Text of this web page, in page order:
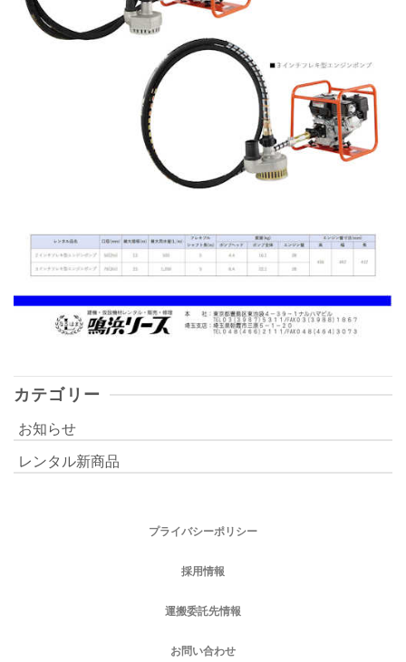
カテゴリー
お知らせ
レンタル新商品
プライバシーポリシー
採用情報
運搬委託先情報
お問い合わせ